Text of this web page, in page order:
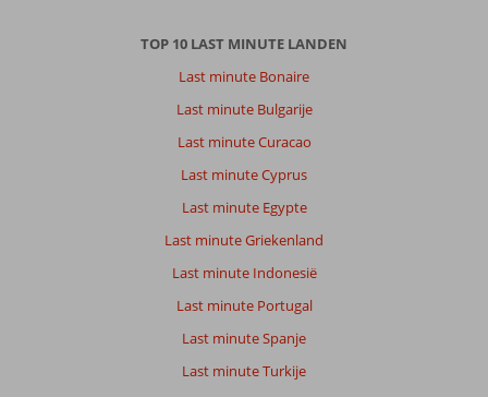
TOP 10 LAST MINUTE LANDEN
Last minute Bonaire
Last minute Bulgarije
Last minute Curacao
Last minute Cyprus
Last minute Egypte
Last minute Griekenland
Last minute Indonesië
Last minute Portugal
Last minute Spanje
Last minute Turkije